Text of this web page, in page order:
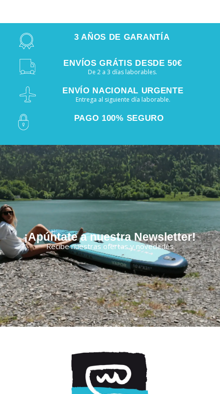
3 AÑOS DE GARANTÍA
ENVÍOS GRÁTIS DESDE 50€
De 2 a 3 días laborables.
ENVÍO NACIONAL URGENTE
Entrega al siguiente día laborable.
PAGO 100% SEGURO
¡Apúntate a nuestra Newsletter!
Recibe nuestras ofertas y novedades